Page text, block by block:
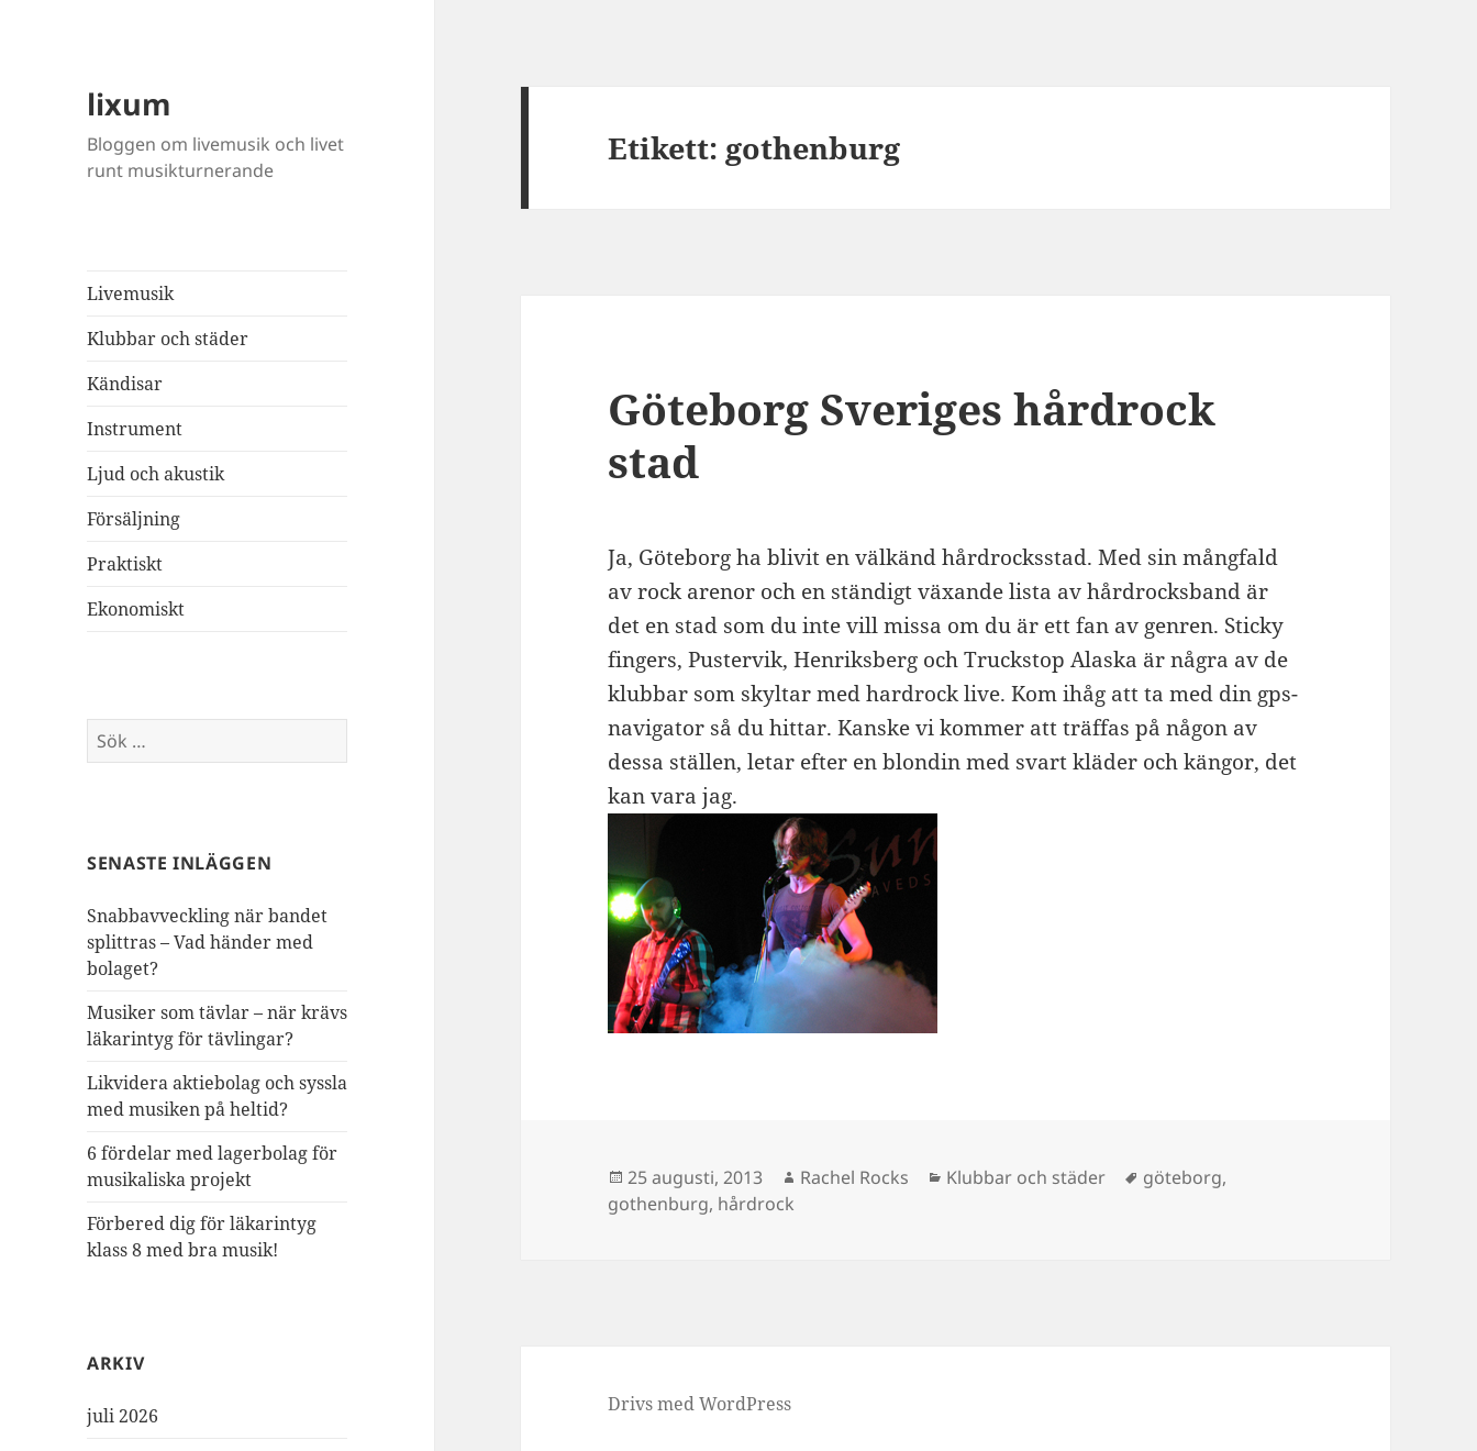
lixum
Bloggen om livemusik och livet
runt musikturnerande
Livemusik
Klubbar och städer
Kändisar
Instrument
Ljud och akustik
Försäljning
Praktiskt
Ekonomiskt
Sök
efter:
SENASTE INLÄGGEN
Snabbavveckling när bandet
splittras – Vad händer med
bolaget?
Musiker som tävlar – när krävs
läkarintyg för tävlingar?
Likvidera aktiebolag och syssla
med musiken på heltid?
6 fördelar med lagerbolag för
musikaliska projekt
Förbered dig för läkarintyg
klass 8 med bra musik!
ARKIV
juli 2026
Etikett: gothenburg
Göteborg Sveriges hårdrock
stad
Ja, Göteborg ha blivit en välkänd hårdrocksstad. Med sin mångfald
av rock arenor och en ständigt växande lista av hårdrocksband är
det en stad som du inte vill missa om du är ett fan av genren. Sticky
fingers, Pustervik, Henriksberg och Truckstop Alaska är några av de
klubbar som skyltar med hardrock live. Kom ihåg att ta med din gps-
navigator så du hittar. Kanske vi kommer att träffas på någon av
dessa ställen, letar efter en blondin med svart kläder och kängor, det
kan vara jag.
Postat
25 augusti, 2013 Författare
Rachel Rocks Kategorier
Klubbar och städer Taggar
göteborg,
gothenburg, hårdrock
Drivs med WordPress